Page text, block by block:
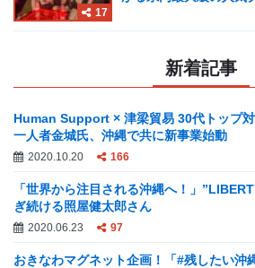
17
新着記事
Human Support × 津梁貿易 30代トップ
一人者金城氏、沖縄で共に新事業始動
2020.10.20 166
「世界から注目される沖縄へ！」
ぎ続ける照屋健太郎さん
2020.06.23 97
おきなわマグネット企画！「#残したい沖